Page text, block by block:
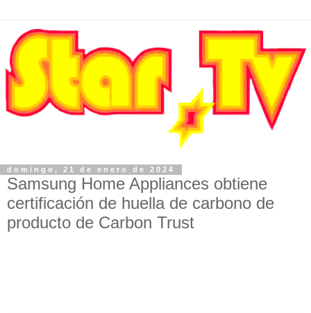
domingo, 21 de enero de 2024
Samsung Home Appliances obtiene
certificación de huella de carbono de
producto de Carbon Trust